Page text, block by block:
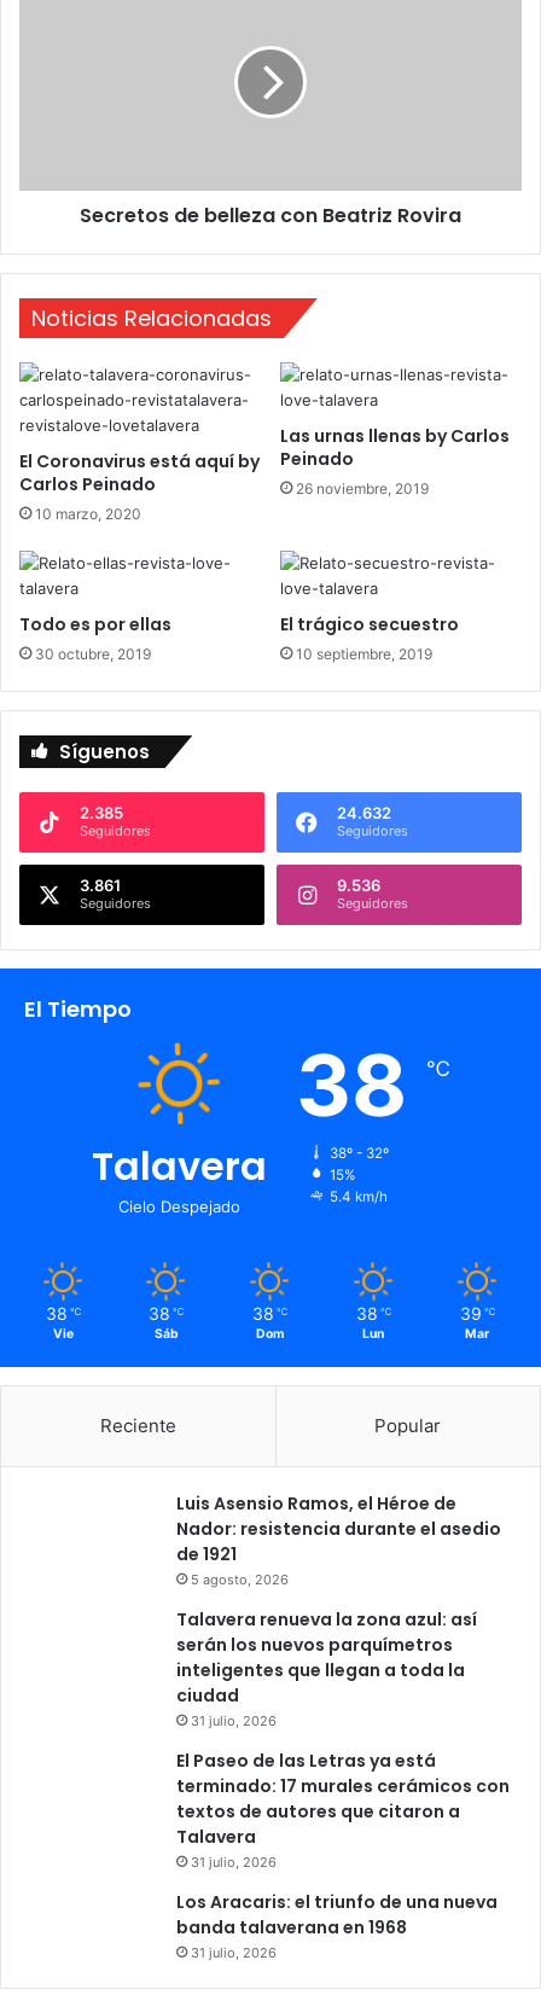
d
e
z
n
B
e
t
r
i
z
o
r
a
Secretos de belleza con Beatriz Rovira
Noticias Relacionadas
El Coronavirus está aquí by
Carlos Peinado
10 marzo, 2020
Las urnas llenas by Carlos
Peinado
26 noviembre, 2019
Todo es por ellas
30 octubre, 2019
El trágico secuestro
10 septiembre, 2019
Síguenos
2.385
Seguidores
24.632
Seguidores
3.861
Seguidores
9.536
Seguidores
El Tiempo
Talavera
Cielo Despejado
38 ℃
38º - 32º
15%
5.4 km/h
38 ℃
Vie
38 ℃
Sáb
38 ℃
Dom
38 ℃
Lun
39 ℃
Mar
Reciente Popular
Luis Asensio Ramos, el Héroe de
Nador: resistencia durante el asedio
de 1921
5 agosto, 2026
Talavera renueva la zona azul: así
serán los nuevos parquímetros
inteligentes que llegan a toda la
ciudad
31 julio, 2026
El Paseo de las Letras ya está
terminado: 17 murales cerámicos con
textos de autores que citaron a
Talavera
31 julio, 2026
Los Aracaris: el triunfo de una nueva
banda talaverana en 1968
31 julio, 2026